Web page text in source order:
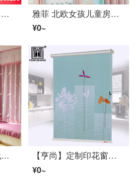
黛恩丝窗帘ファブリック生地现代简约欧式简欧卧室客厅遮光ファブリック生地温馨婚房粉色少女窗帘成品定制 粉色 ファブリック生地宽一米（花位0.35，帘头及轨道等配件另算）
雅菲 北欧女孩儿童房夜光寝室のカーテン粉色公主风可爱卡通レース帘少女公主房ファブリック生地 粉色ファブリック生地帘 定制1米专拍(可免费加工好）
¥0~
灵水绣窗帘成品现代简约ファブリック生地レース一体双层棉リネン小鸟绣花窗レース定制儿童房女卧室客厅U型L型飘窗公主风高遮光隔热帘 粉色-ファブリック生地レース一体（包含窗レース） 定制挂钩式一米(联系卖家)
【亨尚】定制印花窗帘免打孔全遮光拉珠卷帘办公室卧室儿童房阳台厨房升降遮阳隔断卷帘山水画窗帘 秋语2208 1平方
¥0~